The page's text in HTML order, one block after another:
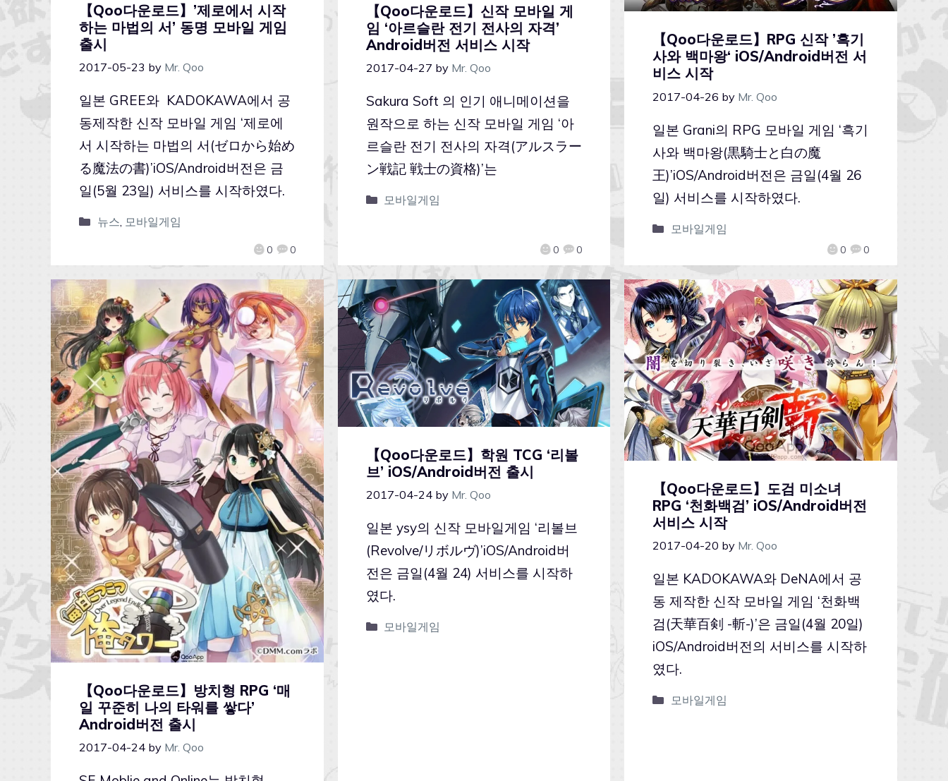
【Qoo다운로드】’제로에서 시작
하는 마법의 서’ 동명 모바일 게임
출시
2017-05-23 by Mr. Qoo
0 0
일본 GREE와 KADOKAWA에서 공
동제작한 신작 모바일 게임 ‘제로에
서 시작하는 마법의 서(ゼロから始め
る魔法の書)’iOS/Android버전은 금
일(5월 23일) 서비스를 시작하였다.
뉴스, 모바일게임
【Qoo다운로드】신작 모바일 게
임 ‘아르슬란 전기 전사의 자격’
Android버전 서비스 시작
2017-04-27 by Mr. Qoo
0 0
Sakura Soft 의 인기 애니메이션을
원작으로 하는 신작 모바일 게임 ‘아
르슬란 전기 전사의 자격(アルスラー
ン戦記 戦士の資格)’는
모바일게임
【Qoo다운로드】RPG 신작 ’흑기
사와 백마왕‘ iOS/Android버전 서
비스 시작
2017-04-26 by Mr. Qoo
0 0
일본 Grani의 RPG 모바일 게임 ‘흑기
사와 백마왕(黒騎士と白の魔
王)’iOS/Android버전은 금일(4월 26
일) 서비스를 시작하였다.
모바일게임
【Qoo다운로드】방치형 RPG ‘매
일 꾸준히 나의 타워를 쌓다’
Android버전 출시
2017-04-24 by Mr. Qoo
【Qoo다운로드】학원 TCG ‘리볼
브’ iOS/Android버전 출시
2017-04-24 by Mr. Qoo
일본 ysy의 신작 모바일게임 ‘리볼브
(Revolve/リボルヴ)’iOS/Android버
전은 금일(4월 24) 서비스를 시작하
였다.
모바일게임
【Qoo다운로드】도검 미소녀
RPG ‘천화백검’ iOS/Android버전
서비스 시작
2017-04-20 by Mr. Qoo
일본 KADOKAWA와 DeNA에서 공
동 제작한 신작 모바일 게임 ‘천화백
검(天華百剣 -斬-)’은 금일(4월 20일)
iOS/Android버전의 서비스를 시작하
였다.
모바일게임